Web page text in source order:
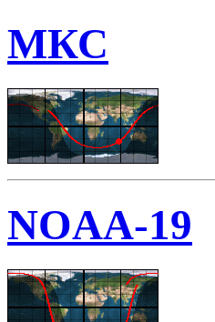
МКС
NOAA-19